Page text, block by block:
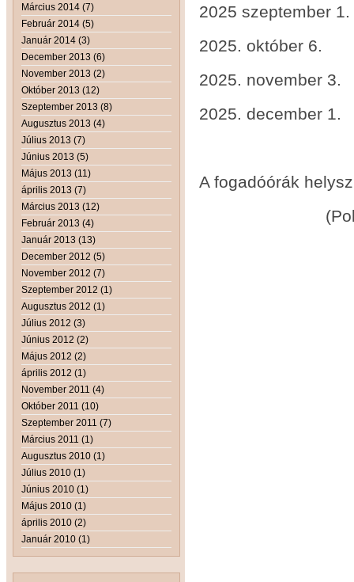
Március 2014 (7)
Február 2014 (5)
Január 2014 (3)
December 2013 (6)
November 2013 (2)
Október 2013 (12)
Szeptember 2013 (8)
Augusztus 2013 (4)
Július 2013 (7)
Június 2013 (5)
Május 2013 (11)
április 2013 (7)
Március 2013 (12)
Február 2013 (4)
Január 2013 (13)
December 2012 (5)
November 2012 (7)
Szeptember 2012 (1)
Augusztus 2012 (1)
Július 2012 (3)
Június 2012 (2)
Május 2012 (2)
április 2012 (1)
November 2011 (4)
Október 2011 (10)
Szeptember 2011 (7)
Március 2011 (1)
Augusztus 2010 (1)
Július 2010 (1)
Június 2010 (1)
Május 2010 (1)
április 2010 (2)
Január 2010 (1)
2025
2025. október
2025.
2025.
A fogadóórák